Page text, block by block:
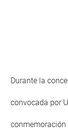
Durante la
convocada por
conmemoración